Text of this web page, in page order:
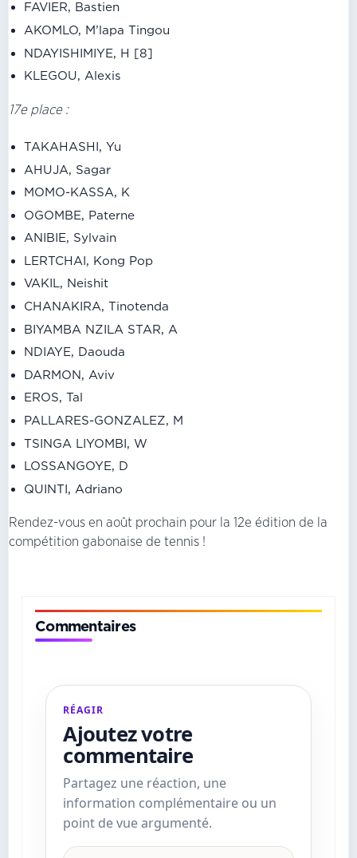
FAVIER, Bastien
AKOMLO, M’lapa Tingou
NDAYISHIMIYE, H [8]
KLEGOU, Alexis
17e place :
TAKAHASHI, Yu
AHUJA, Sagar
MOMO-KASSA, K
OGOMBE, Paterne
ANIBIE, Sylvain
LERTCHAI, Kong Pop
VAKIL, Neishit
CHANAKIRA, Tinotenda
BIYAMBA NZILA STAR, A
NDIAYE, Daouda
DARMON, Aviv
EROS, Tal
PALLARES-GONZALEZ, M
TSINGA LIYOMBI, W
LOSSANGOYE, D
QUINTI, Adriano
Rendez-vous en août prochain pour la 12e édition de la
compétition gabonaise de tennis !
Commentaires
RÉAGIR
Ajoutez votre
commentaire
Partagez une réaction, une
information complémentaire ou un
point de vue argumenté.